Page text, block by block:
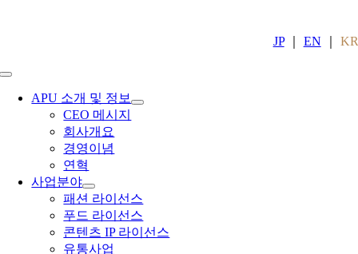
JP｜ EN KR
Toggle
NavigationAPU 소개 및 정보
CEO 메시지
회사개요
경영이념
연혁
사업분야
패션 라이선스
푸드 라이선스
콘텐츠 IP 라이선스
유통사업